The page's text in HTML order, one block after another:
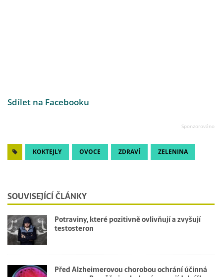
Sdílet na Facebooku
KOKTEJLY OVOCE ZDRAVÍ ZELENINA
SOUVISEJÍCÍ ČLÁNKY
Potraviny, které pozitivně ovlivňují a zvyšují
testosteron
Před Alzheimerovou chorobou ochrání účinná